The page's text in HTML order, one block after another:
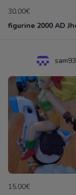
30.00€
sam93
15.00€